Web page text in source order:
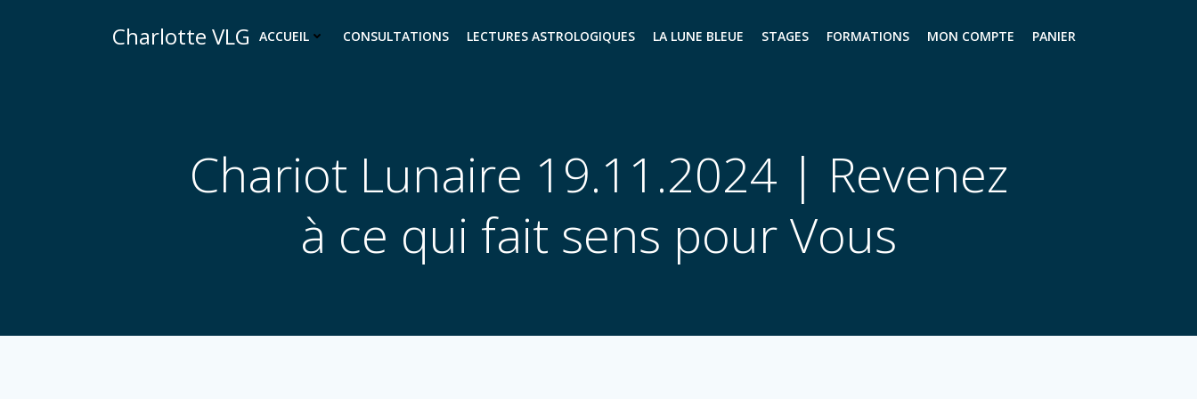
Charlotte VLG ACCUEIL CONSULTATIONS LECTURES ASTROLOGIQUES LA LUNE BLEUE STAGES FORMATIONS MON COMPTE PANIER
Chariot Lunaire 19.11.2024 | Revenez
à ce qui fait sens pour Vous